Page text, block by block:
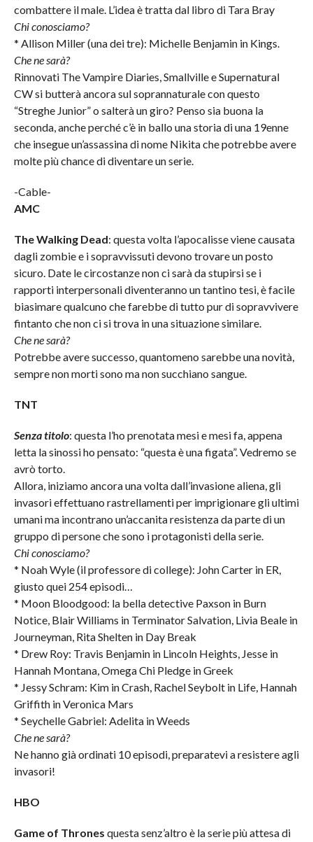
combattere il male. L’idea è tratta dal libro di Tara Bray
Chi conosciamo?
* Allison Miller (una dei tre): Michelle Benjamin in Kings.
Che ne sarà?
Rinnovati The Vampire Diaries, Smallville e Supernatural
CW si butterà ancora sul soprannaturale con questo
“Streghe Junior” o salterà un giro? Penso sia buona la
seconda, anche perché c’è in ballo una storia di una 19enne
che insegue un’assassina di nome Nikita che potrebbe avere
molte più chance di diventare un serie.
-Cable-
AMC
The Walking Dead: questa volta l’apocalisse viene causata
dagli zombie e i sopravvissuti devono trovare un posto
sicuro. Date le circostanze non ci sarà da stupirsi se i
rapporti interpersonali diventeranno un tantino tesi, è facile
biasimare qualcuno che farebbe di tutto pur di sopravvivere
fintanto che non ci si trova in una situazione similare.
Che ne sarà?
Potrebbe avere successo, quantomeno sarebbe una novità,
sempre non morti sono ma non succhiano sangue.
TNT
Senza titolo: questa l’ho prenotata mesi e mesi fa, appena
letta la sinossi ho pensato: “questa è una figata”. Vedremo se
avrò torto.
Allora, iniziamo ancora una volta dall’invasione aliena, gli
invasori effettuano rastrellamenti per imprigionare gli ultimi
umani ma incontrano un’accanita resistenza da parte di un
gruppo di persone che sono i protagonisti della serie.
Chi conosciamo?
* Noah Wyle (il professore di college): John Carter in ER,
giusto quei 254 episodi…
* Moon Bloodgood: la bella detective Paxson in Burn
Notice, Blair Williams in Terminator Salvation, Livia Beale in
Journeyman, Rita Shelten in Day Break
* Drew Roy: Travis Benjamin in Lincoln Heights, Jesse in
Hannah Montana, Omega Chi Pledge in Greek
* Jessy Schram: Kim in Crash, Rachel Seybolt in Life, Hannah
Griffith in Veronica Mars
* Seychelle Gabriel: Adelita in Weeds
Che ne sarà?
Ne hanno già ordinati 10 episodi, preparatevi a resistere agli
invasori!
HBO
Game of Thrones questa senz’altro è la serie più attesa di